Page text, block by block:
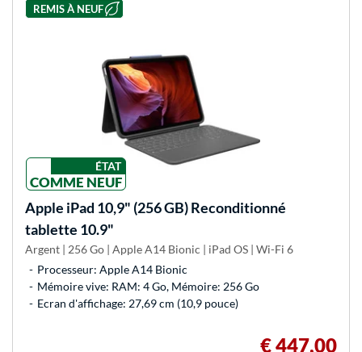
REMIS À NEUF
ÉTAT
COMME NEUF
Apple iPad 10,9" (256 GB) Reconditionné
tablette 10.9"
Argent | 256 Go | Apple A14 Bionic | iPad OS | Wi-Fi 6
Processeur: Apple A14 Bionic
Mémoire vive: RAM: 4 Go, Mémoire: 256 Go
Ecran d'affichage: 27,69 cm (10,9 pouce)
€ 447,00